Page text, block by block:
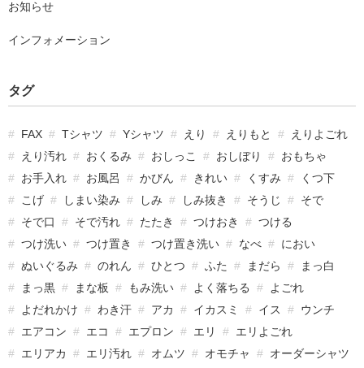
お知らせ
インフォメーション
タグ
FAX Tシャツ Yシャツ えり えりもと
えりよごれ
えり汚れ
おくるみ おしっこ おしぼり
おもちゃ
お手入れ
お風呂 かびん きれい くすみ
くつ下
こげ
しまい染み しみ しみ抜き そうじ
そで
そで口
そで汚れ たたき つけおき
つける
つけ洗い
つけ置き つけ置き洗い なべ
におい
ぬいぐるみ
のれん ひとつ ふた まだら
まっ白
まっ黒
まな板 もみ洗い よく落ちる
よごれ
よだれかけ
わき汗 アカ イカスミ イス
ウンチ
エアコン
エコ エプロン エリ
エリよごれ
エリアカ
エリ汚れ オムツ オモチャ
オーダーシャツ